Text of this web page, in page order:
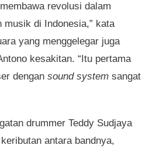
revolusi dalam
musik di Indonesia,” kata
yang menggelegar juga
kesakitan. “Itu pertama
dengan sound system sangat
drummer Teddy Sudjaya
antara bandnya,